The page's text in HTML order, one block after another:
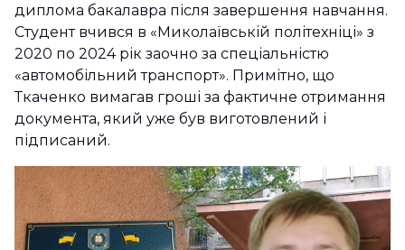
диплома бакалавра після завершення навчання.
Студент вчився в «Миколаївській політехніці» з
2020 по 2024 рік заочно за спеціальністю
«автомобільний транспорт». Примітно, що
Ткаченко вимагав гроші за фактичне отримання
документа, який уже був виготовлений і
підписаний.